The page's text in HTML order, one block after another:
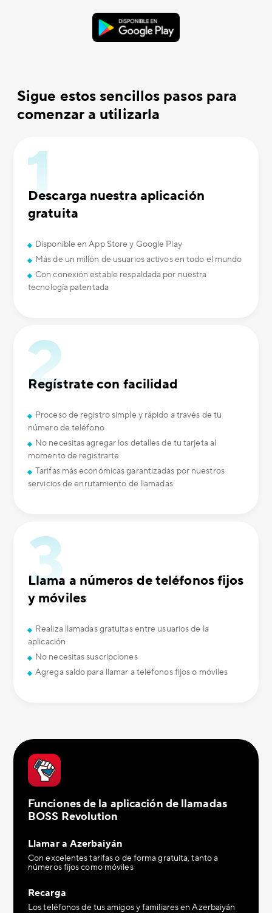
Sigue estos sencillos pasos para
comenzar a utilizarla
Descarga nuestra aplicación
gratuita
Disponible en App Store y Google Play
Más de un millón de usuarios activos en todo el mundo
Con conexión estable respaldada por nuestra
tecnología patentada
Regístrate con facilidad
Proceso de registro simple y rápido a través de tu
número de teléfono
No necesitas agregar los detalles de tu tarjeta al
momento de registrarte
Tarifas más económicas garantizadas por nuestros
servicios de enrutamiento de llamadas
Llama a números de teléfonos fijos
y móviles
Realiza llamadas gratuitas entre usuarios de la
aplicación
No necesitas suscripciones
Agrega saldo para llamar a teléfonos fijos o móviles
Funciones de la aplicación de llamadas
BOSS Revolution
Llamar a Azerbaiyán
Con excelentes tarifas o de forma gratuita, tanto a
números fijos como móviles
Recarga
Los teléfonos de tus amigos y familiares en Azerbaiyán